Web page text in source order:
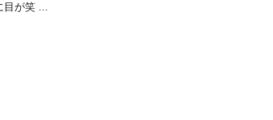
目が笑 ...